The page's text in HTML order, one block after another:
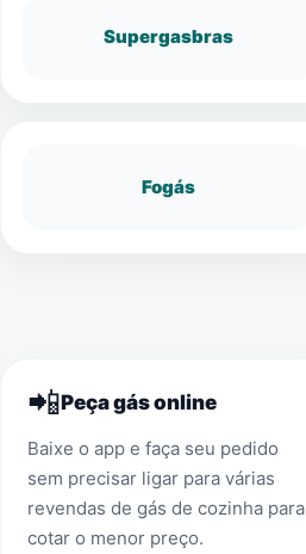
Supergasbras
Fogás
📲Peça gás online
Baixe o app e faça seu pedido
sem precisar ligar para várias
revendas de gás de cozinha para
cotar o menor preço.